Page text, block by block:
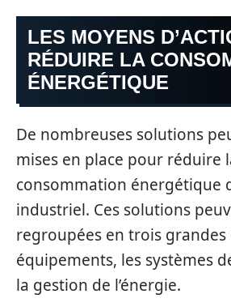
LES MOYENS
RÉDUIRE LA
ÉNERGÉTIQUE
De nombreuses solutions
mises en place pour réduire
consommation énergétique
industriel. Ces solutions
regroupées en trois grandes
équipements, les systèmes
la gestion de l’énergie.